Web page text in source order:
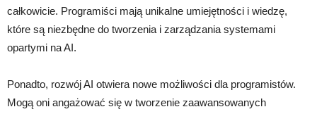
całkowicie. Programiści mają unikalne umiejętności i wiedzę,
które są niezbędne do tworzenia i zarządzania systemami
opartymi na AI.
Ponadto, rozwój AI otwiera nowe możliwości dla programistów.
Mogą oni angażować się w tworzenie zaawansowanych